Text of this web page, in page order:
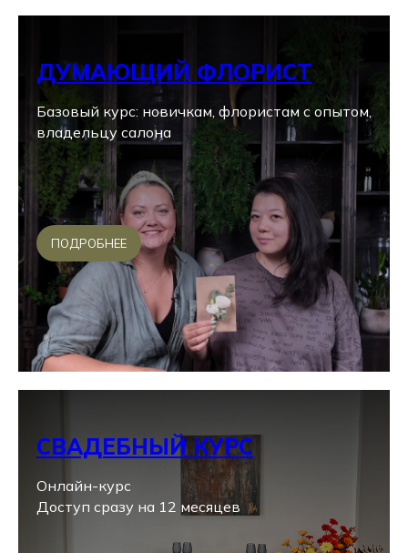
ДУМАЮЩИЙ ФЛОРИСТ
Базовый курс: новичкам, флористам с опытом,
владельцу салона
ПОДРОБНЕЕ
СВАДЕБНЫЙ КУРС
Онлайн-курс
Доступ сразу на 12 месяцев